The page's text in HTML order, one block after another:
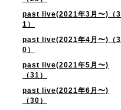
past live(2021年3月〜)（3
1）
past live(2021年4月〜)（3
0）
past live(2021年5月〜)
（31）
past live(2021年6月〜)
（30）